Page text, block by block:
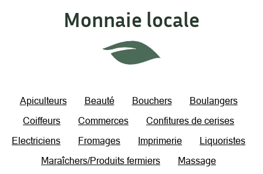
Monnaie locale
Apiculteurs Beauté Bouchers
Boulangers
Coiffeurs
Commerces
Confitures de cerises
Electriciens
Fromages Imprimerie
Liquoristes
Maraîchers/Produits fermiers
Massage